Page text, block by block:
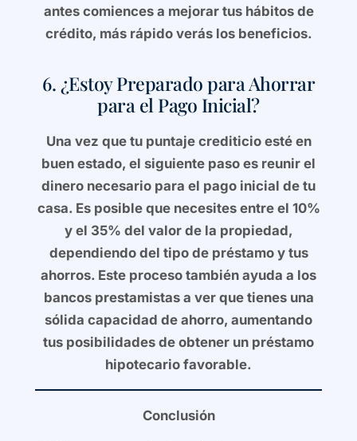
antes comiences a mejorar tus hábitos de
crédito, más rápido verás los beneficios.
6. ¿Estoy Preparado para Ahorrar
para el Pago Inicial?
Una vez que tu puntaje crediticio esté en
buen estado, el siguiente paso es reunir el
dinero necesario para el pago inicial de tu
casa. Es posible que necesites entre el 10%
y el 35% del valor de la propiedad,
dependiendo del tipo de préstamo y tus
ahorros. Este proceso también ayuda a los
bancos prestamistas a ver que tienes una
sólida capacidad de ahorro, aumentando
tus posibilidades de obtener un préstamo
hipotecario favorable.
Conclusión